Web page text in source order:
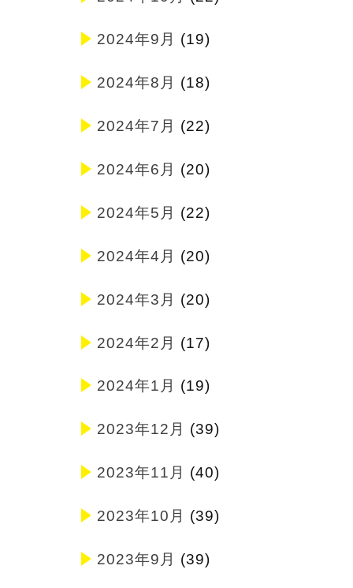
2024年9月 (19)
2024年8月 (18)
2024年7月 (22)
2024年6月 (20)
2024年5月 (22)
2024年4月 (20)
2024年3月 (20)
2024年2月 (17)
2024年1月 (19)
2023年12月 (39)
2023年11月 (40)
2023年10月 (39)
2023年9月 (39)